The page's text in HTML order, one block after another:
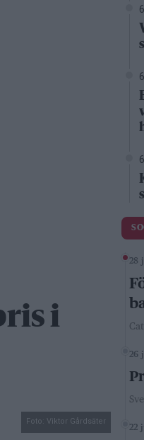
i
Foto: Viktor Gårdsäter
28
26
22